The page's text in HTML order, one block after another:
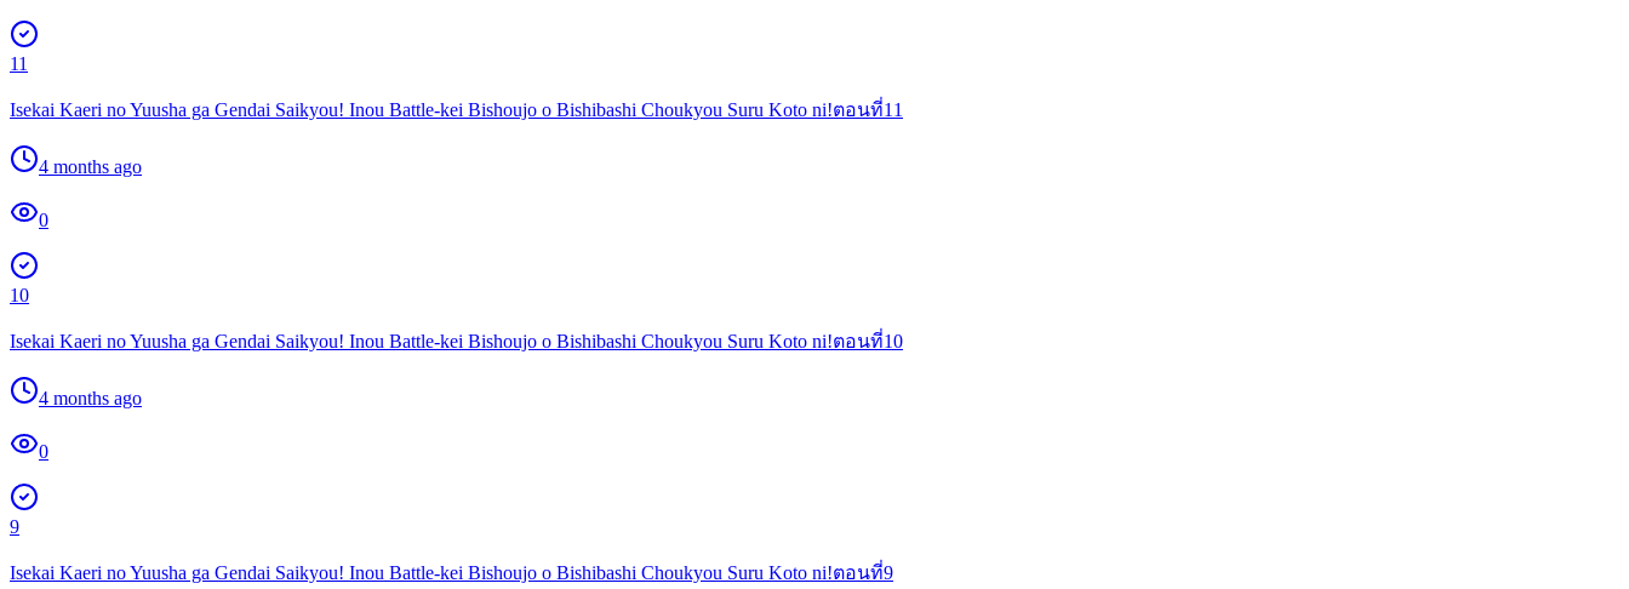
11
Isekai Kaeri no Yuusha ga Gendai Saikyou! Inou Battle-kei Bishoujo o Bishibashi Choukyou Suru Koto ni!ตอนที่11
4 months ago
0
10
Isekai Kaeri no Yuusha ga Gendai Saikyou! Inou Battle-kei Bishoujo o Bishibashi Choukyou Suru Koto ni!ตอนที่10
4 months ago
0
9
Isekai Kaeri no Yuusha ga Gendai Saikyou! Inou Battle-kei Bishoujo o Bishibashi Choukyou Suru Koto ni!ตอนที่9